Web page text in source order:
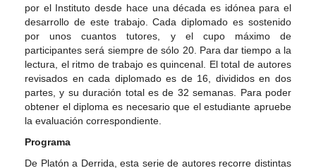
por el Instituto desde hace una década es idónea para el
desarrollo de este trabajo. Cada diplomado es sostenido
por unos cuantos tutores, y el cupo máximo de
participantes será siempre de sólo 20. Para dar tiempo a la
lectura, el ritmo de trabajo es quincenal. El total de autores
revisados en cada diplomado es de 16, divididos en dos
partes, y su duración total es de 32 semanas. Para poder
obtener el diploma es necesario que el estudiante apruebe
la evaluación correspondiente.
Programa
De Platón a Derrida, esta serie de autores recorre distintas